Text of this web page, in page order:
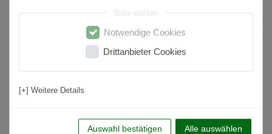
Unternehmen
Zahlung & Versand
Bitte wählen
Notwendige Cookies
Drittanbieter Cookies
[+] Weitere Details
Auswahl bestätigen Alle auswählen